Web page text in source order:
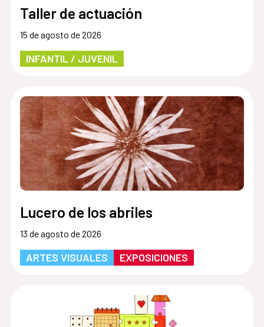
Taller de actuación
15 de agosto de 2026
INFANTIL / JUVENIL
Lucero de los abriles
13 de agosto de 2026
ARTES VISUALES EXPOSICIONES